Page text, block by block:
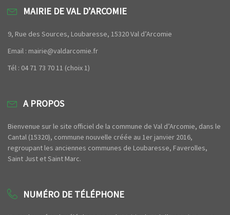
MAIRIE DE VAL D’ARCOMIE
9, Rue des Sources, Loubaresse, 15320 Val d’Arcomie
Email : mairie@valdarcomie.fr
Tél : 04 71 73 70 11 (choix 1)
A PROPOS
Bienvenue sur le site officiel de la commune de Val d’Arcomie, dans le
Cantal (15320), commune nouvelle créée au 1er janvier 2016,
regroupant les anciennes communes de Loubaresse, Faverolles,
Saint Just et Saint Marc.
NUMÉRO DE TÉLÉPHONE